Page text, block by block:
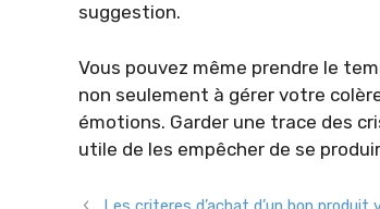
suggestion.
Vous pouvez même prendre le
non seulement à gérer votre
émotions. Garder une trace des
utile de les empêcher de se